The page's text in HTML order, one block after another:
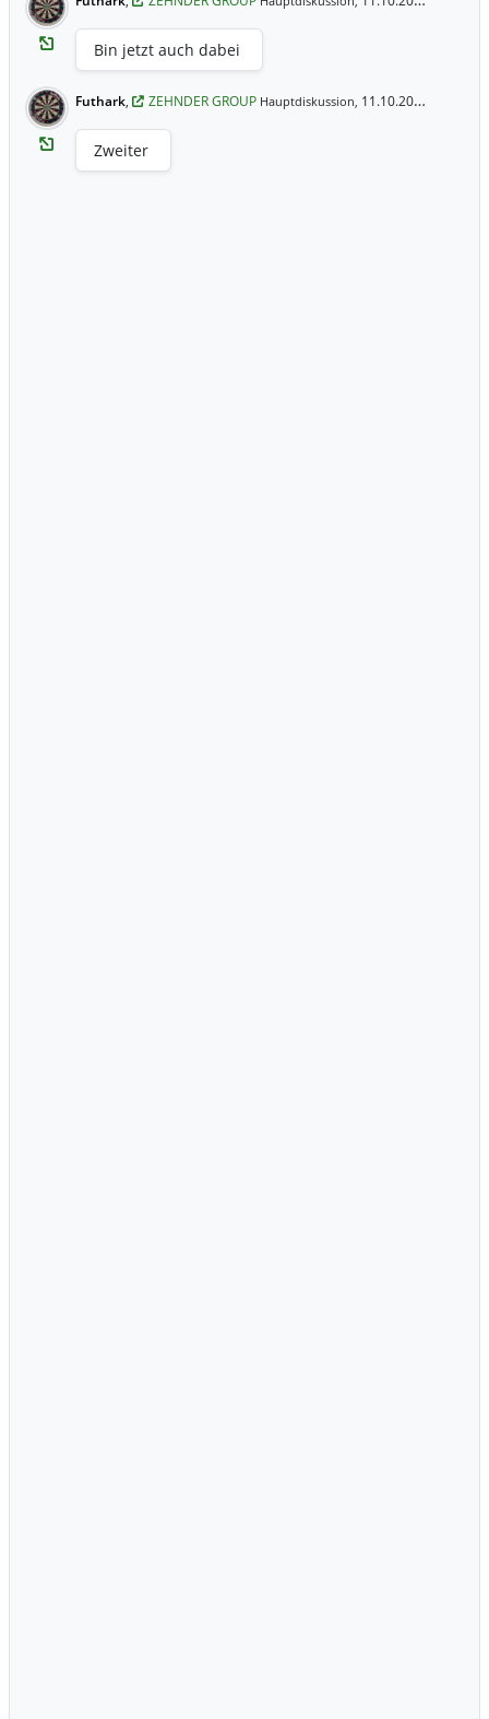
Bin jetzt auch dabei
Futhark, ZEHNDER GROUP Hauptdiskussion, 11.10.2020 11:58 Uhr
Zweiter